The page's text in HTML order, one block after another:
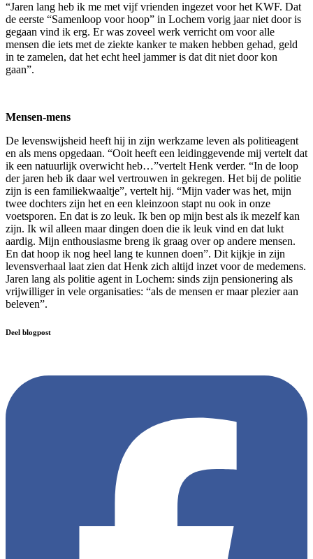
“Jaren lang heb ik me met vijf vrienden ingezet voor het KWF. Dat
de eerste “Samenloop voor hoop” in Lochem vorig jaar niet door is
gegaan vind ik erg. Er was zoveel werk verricht om voor alle
mensen die iets met de ziekte kanker te maken hebben gehad, geld
in te zamelen, dat het echt heel jammer is dat dit niet door kon
gaan”.
Mensen-mens
De levenswijsheid heeft hij in zijn werkzame leven als politieagent
en als mens opgedaan. “Ooit heeft een leidinggevende mij vertelt dat
ik een natuurlijk overwicht heb…”vertelt Henk verder. “In de loop
der jaren heb ik daar wel vertrouwen in gekregen. Het bij de politie
zijn is een familiekwaaltje”, vertelt hij. “Mijn vader was het, mijn
twee dochters zijn het en een kleinzoon stapt nu ook in onze
voetsporen. En dat is zo leuk. Ik ben op mijn best als ik mezelf kan
zijn. Ik wil alleen maar dingen doen die ik leuk vind en dat lukt
aardig. Mijn enthousiasme breng ik graag over op andere mensen.
En dat hoop ik nog heel lang te kunnen doen”. Dit kijkje in zijn
levensverhaal laat zien dat Henk zich altijd inzet voor de medemens.
Jaren lang als politie agent in Lochem: sinds zijn pensionering als
vrijwilliger in vele organisaties: “als de mensen er maar plezier aan
beleven”.
Deel blogpost